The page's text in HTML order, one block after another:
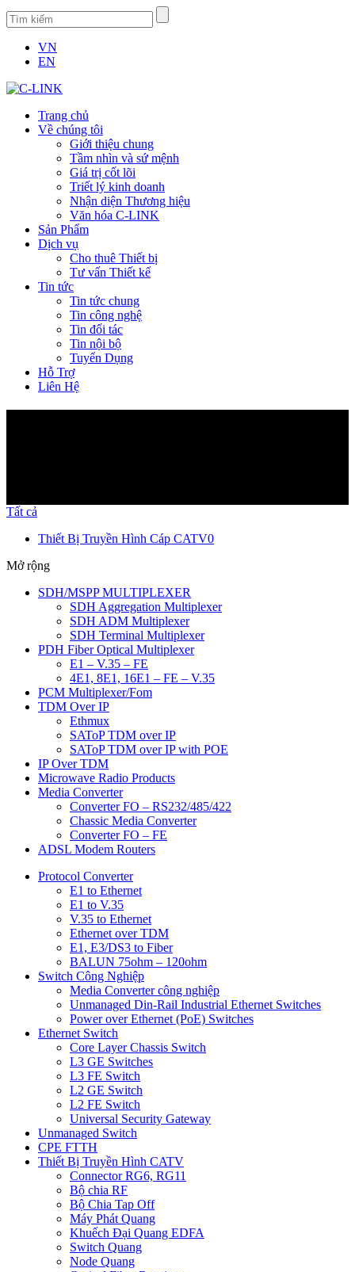
VN
EN
Trang chủ
Về chúng tôi
Giới thiệu chung
Tầm nhìn và sứ mệnh
Giá trị cốt lõi
Triết lý kinh doanh
Nhận diện Thương hiệu
Văn hóa C-LINK
Sản Phẩm
Dịch vụ
Cho thuê Thiết bị
Tư vấn Thiết kế
Tin tức
Tin tức chung
Tin công nghệ
Tin đối tác
Tin nội bộ
Tuyển Dụng
Hỗ Trợ
Liên Hệ
Tất cả
Thiết Bị Truyền Hình Cáp CATV0
Mở rộng
SDH/MSPP MULTIPLEXER
SDH Aggregation Multiplexer
SDH ADM Multiplexer
SDH Terminal Multiplexer
PDH Fiber Optical Multiplexer
E1 – V.35 – FE
4E1, 8E1, 16E1 – FE – V.35
PCM Multiplexer/Fom
TDM Over IP
Ethmux
SAToP TDM over IP
SAToP TDM over IP with POE
IP Over TDM
Microwave Radio Products
Media Converter
Converter FO – RS232/485/422
Chassic Media Converter
Converter FO – FE
ADSL Modem Routers
Protocol Converter
E1 to Ethernet
E1 to V.35
V.35 to Ethernet
Ethernet over TDM
E1, E3/DS3 to Fiber
BALUN 75ohm – 120ohm
Switch Công Nghiệp
Media Converter công nghiệp
Unmanaged Din-Rail Industrial Ethernet Switches
Power over Ethernet (PoE) Switches
Ethernet Switch
Core Layer Chassis Switch
L3 GE Switches
L3 FE Switch
L2 GE Switch
L2 FE Switch
Universal Security Gateway
Unmanaged Switch
CPE FTTH
Thiết Bị Truyền Hình CATV
Connector RG6, RG11
Bộ chia RF
Bộ Chia Tap Off
Máy Phát Quang
Khuếch Đại Quang EDFA
Switch Quang
Node Quang